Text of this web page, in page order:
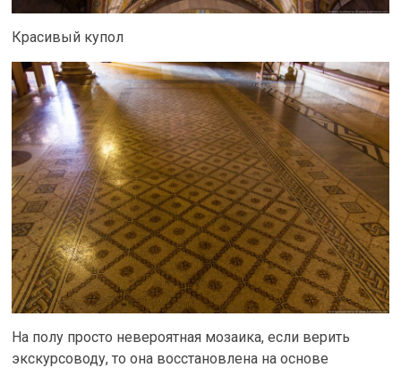
Красивый купол
На полу просто невероятная мозаика, если верить
экскурсоводу, то она восстановлена на основе